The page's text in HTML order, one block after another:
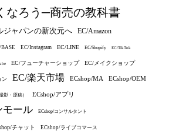
なろう─商売の教科書
ジャパンの新次元へ EC/Amazon
BASE EC/Instagram EC/LINE EC/Shopify EC/TikTok
EC/フューチャーショップ EC/メイクショップ
ン EC/楽天市場 ECshop/MA ECshop/OEM
影・原稿） ECshop/アプリ
モール ECshop/コンサルタント
チャット ECshop/ライブコマース